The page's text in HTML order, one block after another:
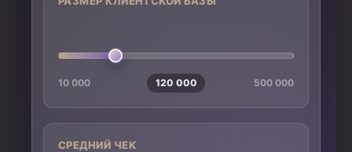
10 000 120 000 500 000
СРЕДНИЙ ЧЕК